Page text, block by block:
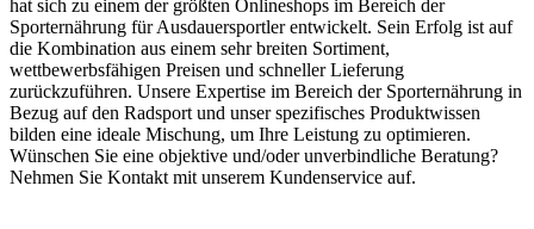
hat sich zu einem der größten Onlineshops im Bereich der
Sporternährung für Ausdauersportler entwickelt. Sein Erfolg ist auf
die Kombination aus einem sehr breiten Sortiment,
wettbewerbsfähigen Preisen und schneller Lieferung
zurückzuführen. Unsere Expertise im Bereich der Sporternährung in
Bezug auf den Radsport und unser spezifisches Produktwissen
bilden eine ideale Mischung, um Ihre Leistung zu optimieren.
Wünschen Sie eine objektive und/oder unverbindliche Beratung?
Nehmen Sie Kontakt mit unserem Kundenservice auf.